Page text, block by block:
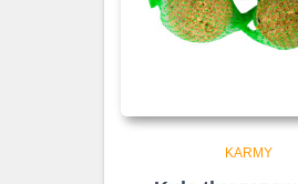
KARMY